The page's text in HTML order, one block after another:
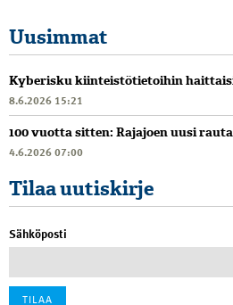
Uusimmat
Kyberisku kiinteistötietoihin
8.6.2026 15:21
100 vuotta sitten: Rajajoen uusi
4.6.2026 07:00
Tilaa uutiskirje
Sähköposti